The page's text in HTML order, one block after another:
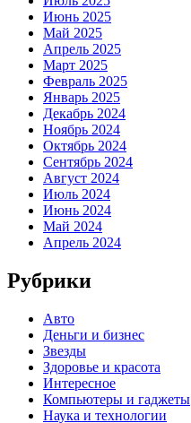
Июнь 2025
Май 2025
Апрель 2025
Март 2025
Февраль 2025
Январь 2025
Декабрь 2024
Ноябрь 2024
Октябрь 2024
Сентябрь 2024
Август 2024
Июль 2024
Июнь 2024
Май 2024
Апрель 2024
Рубрики
Авто
Деньги и бизнес
Звезды
Здоровье и красота
Интересное
Компьютеры и гаджеты
Наука и технологии